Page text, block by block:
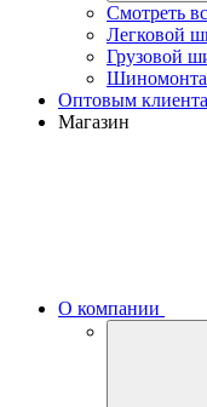
Смотреть
Легковой
Грузовой
Оптовым
Магазин
О компании